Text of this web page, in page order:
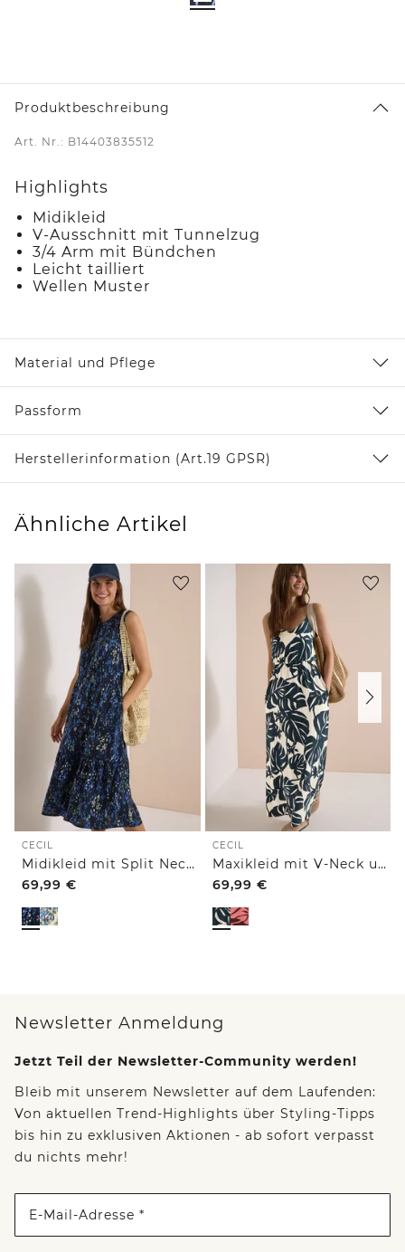
Produktbeschreibung
Art. Nr.: B14403835512
Highlights
Midikleid
V-Ausschnitt mit Tunnelzug
3/4 Arm mit Bündchen
Leicht tailliert
Wellen Muster
Material und Pflege
Passform
Herstellerinformation (Art.19 GPSR)
Ähnliche Artikel
CECIL
Midikleid mit Split Neck und Print
69,99 €
CECIL
Maxikleid mit V-Neck und Print
69,99 €
Newsletter Anmeldung
Jetzt Teil der Newsletter-Community werden!
Bleib mit unserem Newsletter auf dem Laufenden:
Von aktuellen Trend-Highlights über Styling-Tipps
bis hin zu exklusiven Aktionen - ab sofort verpasst
du nichts mehr!
E-Mail-Adresse *